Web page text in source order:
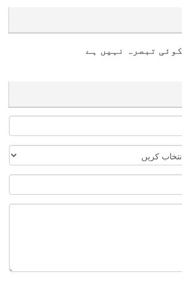
کوئی تبصرہ نہیں ہے